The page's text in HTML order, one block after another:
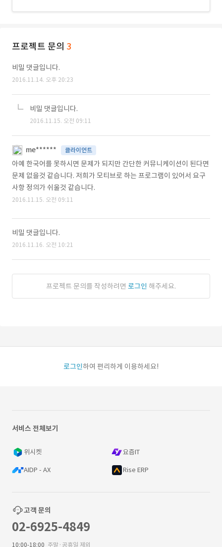
프로젝트 문의 3
비밀 댓글입니다.
2016.11.14. 오후 20:23
비밀 댓글입니다.
2016.11.15. 오전 09:11
me****** 클라이언트
아예 한국어를 못하시면 문제가 되지만 간단한 커뮤니케이션이 된다면
문제 없을것 같습니다. 저희가 모티브로 하는 프로그램이 있어서 요구
사항 정의가 쉬울것 같습니다.
2016.11.15. 오전 09:11
비밀 댓글입니다.
2016.11.16. 오전 10:21
프로젝트 문의를 작성하려면 로그인 해주세요.
로그인하여 편리하게 이용하세요!
서비스 전체보기
위시켓 요즘IT
AIDP - AX Rise ERP
고객 문의
02-6925-4849
10:00-18:00 주말·공휴일 제외